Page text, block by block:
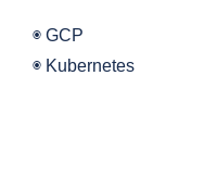
◉ GCP
◉ Kubernetes